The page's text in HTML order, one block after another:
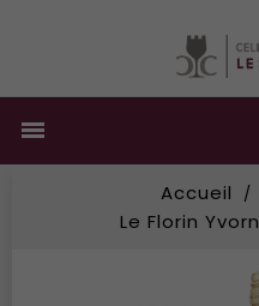

Accueil
Le Florin